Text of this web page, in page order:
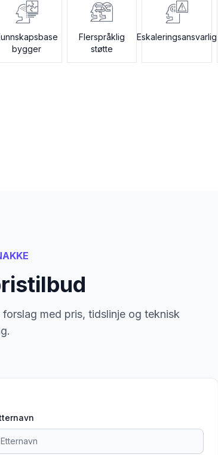
bygger
Flerspråklig
støtte
Eskaleringsansvarlig
med pris, tidslinje og teknisk